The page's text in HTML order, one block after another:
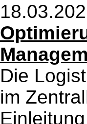
Die
im